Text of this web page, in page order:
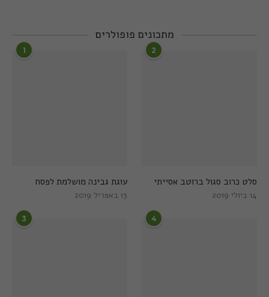
מתכונים פופולרים
1
עוגת גבינה מושלמת לפסח
13 באפריל 2019
2
סלט כרוב סגול ברוטב אסייתי
14 ביולי 2019
3 4